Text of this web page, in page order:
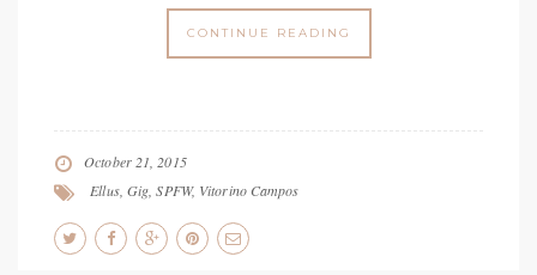
CONTINUE READING
October 21, 2015
Ellus, Gig ,SPFW, Vitorino Campos